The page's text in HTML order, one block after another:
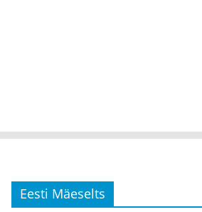
Eesti Mäeselts